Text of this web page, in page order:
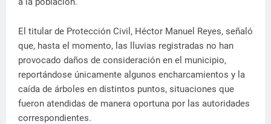
El titular de Protección Civil, Héctor Manuel Reyes, señaló
que, hasta el momento, las lluvias registradas no han
provocado daños de consideración en el municipio,
reportándose únicamente algunos encharcamientos y la
caída de árboles en distintos puntos, situaciones que
fueron atendidas de manera oportuna por las autoridades
correspondientes.